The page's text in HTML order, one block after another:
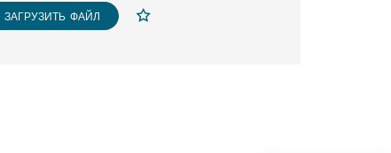
ЗАГРУЗИТЬ ФАЙЛ